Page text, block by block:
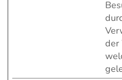
der